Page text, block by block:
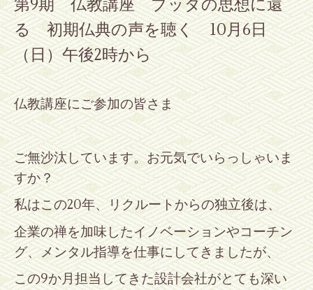
第9期 仏教講座 ブッダの思想に還
る 初期仏典の声を聴く 10月6日
（日）午後2時から
仏教講座にご参加の皆さま
ご無沙汰しています。お元気でいらっしゃいま
すか？
私はこの20年、リクルートからの独立後は、
企業の禅を加味したイノベーションやコーチン
グ、メンタル指導を仕事にしてきましたが、
この9か月担当してきた設計会社がとても深い